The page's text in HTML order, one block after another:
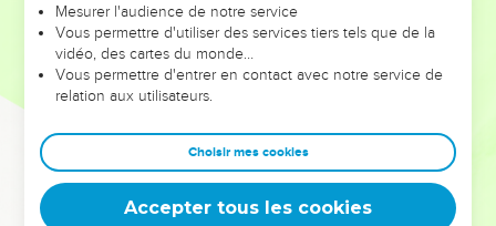
leur foi ou leur vision. Mais on voit moins les doutes, les erreurs
et les saisons difficiles qu'ils ont traversés, alors même que ce
sont elles qui les ont façonnés.
Dans cette conférence, leaders, entrepreneurs, et responsables
clés pour avancer avec plus de sagesse afin que leurs erreurs
deviennent vos tremplins. Que vous guidiez un ministère, une
équipe, un groupe ou une famille, leur expérience est faite
Mesurer l'audience de notre service
Vous permettre d'utiliser des services tiers tels que de la
vidéo, des cartes du monde…
Vous permettre d'entrer en contact avec notre service de
relation aux utilisateurs.
Choisir mes cookies
Accepter tous les cookies